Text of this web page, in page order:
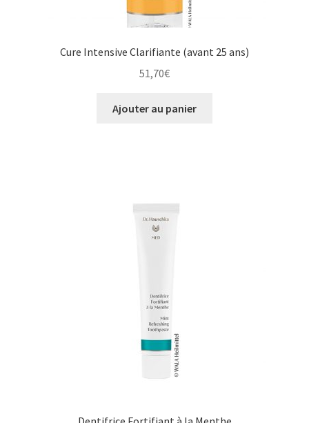
Cure Intensive Clarifiante (avant 25 ans)
51,70€
Ajouter au panier